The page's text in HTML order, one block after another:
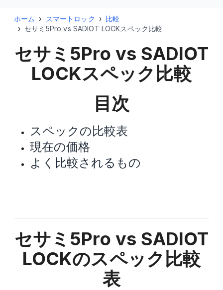
ホーム › スマートロック › 比較
› セサミ5Pro vs SADIOT LOCKスペック比較
セサミ5Pro vs SADIOT
LOCKスペック比較
目次
スペックの比較表
現在の価格
よく比較されるもの
セサミ5Pro vs SADIOT
LOCKのスペック比較
表